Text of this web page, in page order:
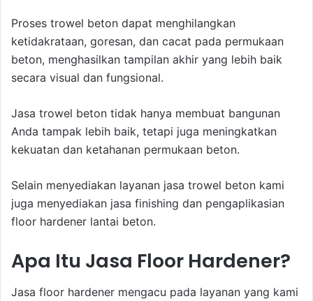
Proses trowel beton dapat menghilangkan
ketidakrataan, goresan, dan cacat pada permukaan
beton, menghasilkan tampilan akhir yang lebih baik
secara visual dan fungsional.
Jasa trowel beton tidak hanya membuat bangunan
Anda tampak lebih baik, tetapi juga meningkatkan
kekuatan dan ketahanan permukaan beton.
Selain menyediakan layanan jasa trowel beton kami
juga menyediakan jasa finishing dan pengaplikasian
floor hardener lantai beton.
Apa Itu Jasa Floor Hardener?
Jasa floor hardener mengacu pada layanan yang kami